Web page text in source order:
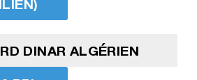
DINAR ALGÉRIEN